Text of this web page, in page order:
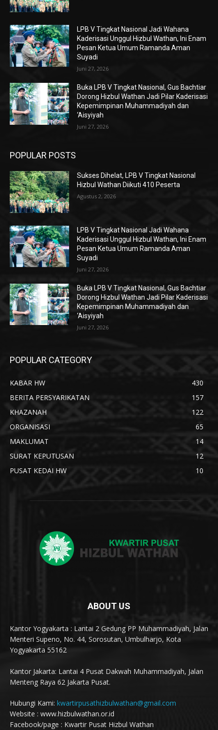
LPB V Tingkat Nasional Jadi Wahana
Kaderisasi Unggul Hizbul Wathan, Ini Enam
Pesan Ketua Umum Ramanda Aman
Suyadi
Juni 27, 2026
Buka LPB V Tingkat Nasional, Gus Bachtiar
Dorong Hizbul Wathan Jadi Pilar Kaderisasi
Kepemimpinan Muhammadiyah dan
‘Aisyiyah
Juni 27, 2026
POPULAR POSTS
Sukses Dihelat, LPB V Tingkat Nasional
Hizbul Wathan Diikuti 410 Peserta
Agustus 2, 2026
LPB V Tingkat Nasional Jadi Wahana
Kaderisasi Unggul Hizbul Wathan, Ini Enam
Pesan Ketua Umum Ramanda Aman
Suyadi
Juni 27, 2026
Buka LPB V Tingkat Nasional, Gus Bachtiar
Dorong Hizbul Wathan Jadi Pilar Kaderisasi
Kepemimpinan Muhammadiyah dan
‘Aisyiyah
Juni 27, 2026
POPULAR CATEGORY
KABAR HW
430
BERITA PERSYARIKATAN
157
KHAZANAH
122
ORGANISASI
65
MAKLUMAT
14
SURAT KEPUTUSAN
12
PUSAT KEDAI HW
10
ABOUT US
Kantor Yogyakarta : Lantai 2 Gedung PP Muhammadiyah, Jalan
Menteri Supeno, No. 44, Sorosutan, Umbulharjo, Kota
Yogyakarta 55162
Kantor Jakarta: Lantai 4 Pusat Dakwah Muhammadiyah, Jalan
Menteng Raya 62 Jakarta Pusat.
Hubungi Kami: kwartirpusathizbulwathan@gmail.com
Website : www.hizbulwathan.or.id
Facebook/page : Kwartir Pusat Hizbul Wathan